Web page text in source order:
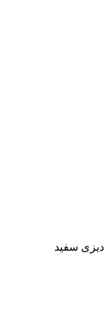
سفید